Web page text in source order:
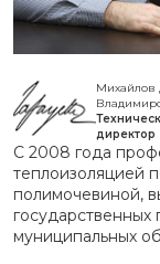
Михайлов
директор
С 2008 года
теплоизоляцией
полимочевиной,
муниципальных